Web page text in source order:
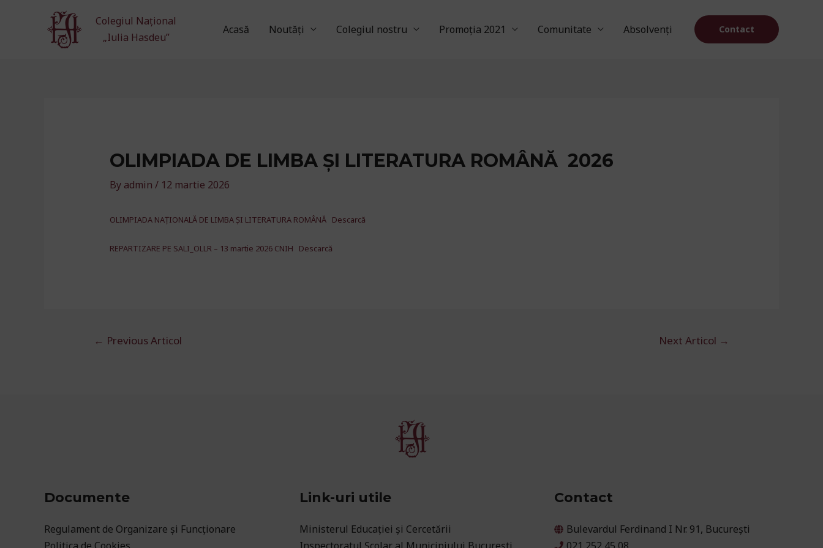
Colegiul Național
„Iulia Hasdeu”
Acasă Noutăți Colegiul nostru Promoția 2021 Comunitate Absolvenți Contact
OLIMPIADA DE LIMBA ȘI LITERATURA ROMÂNĂ 2026
By admin / 12 martie 2026
OLIMPIADA NAȚIONALĂ DE LIMBA ȘI LITERATURA ROMÂNĂ Descarcă
REPARTIZARE PE SALI_OLLR – 13 martie 2026 CNIH Descarcă
Navigare
← Previous Articol Next Articol →
Documente
Regulament de Organizare și Funcționare
Link-uri utile
Ministerul Educaţiei și Cercetării
Contact
Bulevardul Ferdinand I Nr. 91, București